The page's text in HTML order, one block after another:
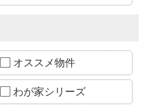
オススメ物件
わが家シリーズ